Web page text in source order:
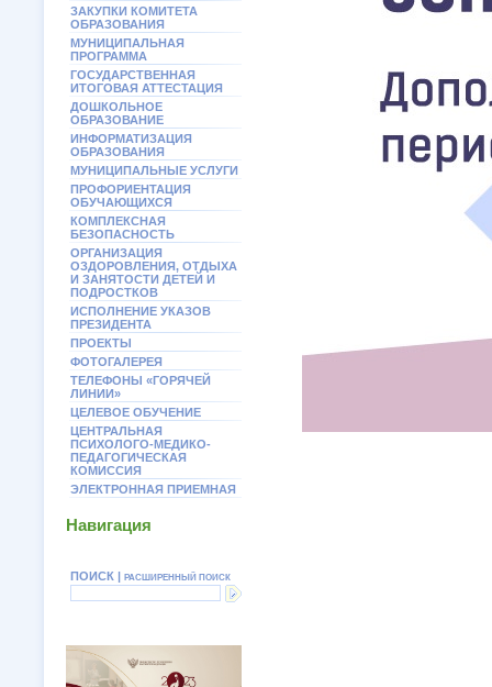
ЗАКУПКИ КОМИТЕТА
ОБРАЗОВАНИЯ
МУНИЦИПАЛЬНАЯ
ПРОГРАММА
ГОСУДАРСТВЕННАЯ
ИТОГОВАЯ АТТЕСТАЦИЯ
ДОШКОЛЬНОЕ
ОБРАЗОВАНИЕ
ИНФОРМАТИЗАЦИЯ
ОБРАЗОВАНИЯ
МУНИЦИПАЛЬНЫЕ УСЛУГИ
ПРОФОРИЕНТАЦИЯ
ОБУЧАЮЩИХСЯ
КОМПЛЕКСНАЯ
БЕЗОПАСНОСТЬ
ОРГАНИЗАЦИЯ
ОЗДОРОВЛЕНИЯ, ОТДЫХА
И ЗАНЯТОСТИ ДЕТЕЙ И
ПОДРОСТКОВ
ИСПОЛНЕНИЕ УКАЗОВ
ПРЕЗИДЕНТА
ПРОЕКТЫ
ФОТОГАЛЕРЕЯ
ТЕЛЕФОНЫ «ГОРЯЧЕЙ
ЛИНИИ»
ЦЕЛЕВОЕ ОБУЧЕНИЕ
ЦЕНТРАЛЬНАЯ
ПСИХОЛОГО-МЕДИКО-
ПЕДАГОГИЧЕСКАЯ
КОМИССИЯ
ЭЛЕКТРОННАЯ ПРИЕМНАЯ
Навигация
ПОИСК | РАСШИРЕННЫЙ ПОИСК